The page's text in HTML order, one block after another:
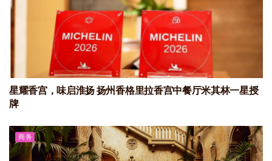
星耀香宫，味启淮扬 扬州香格里拉香宫中餐厅米其林一星授
牌
商务